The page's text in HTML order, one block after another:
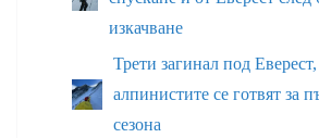
изкачване
Трети загинал под
алпинистите се готвят за
сезона